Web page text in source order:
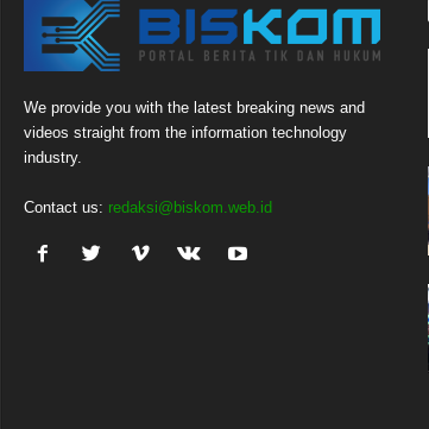
We provide you with the latest breaking news and
videos straight from the information technology
industry.
Contact us: redaksi@biskom.web.id